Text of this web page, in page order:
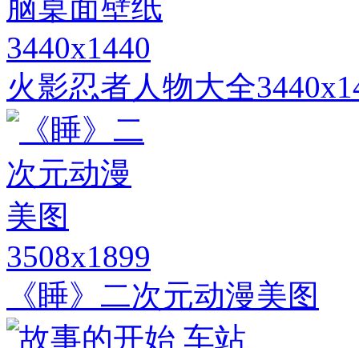
3440x1440
火影忍者人物大全
3508x1899
《睡》二次元动漫美图